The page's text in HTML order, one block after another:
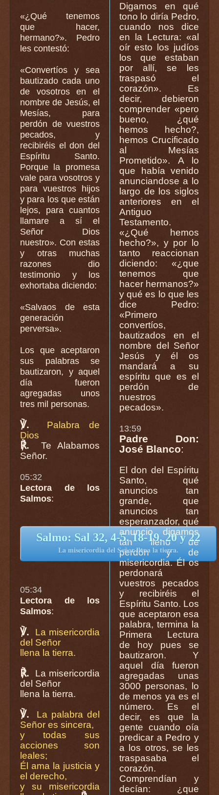
«¿Qué tenemos
que hacer,
hermano?». Pedro
les contestó:
«Convertíos y sea
bautizado cada uno
de vosotros en el
nombre de Jesús, el
Mesías, para
perdón de vuestros
pecados, y
recibiréis el don del
Espíritu Santo.
Porque la promesa
vale para vosotros y
para vuestros hijos
y para los que están
lejos, para cuantos
llamare a sí el
Señor Dios
nuestro». Con estas
y otras muchas
razones dio
testimonio y los
exhortaba diciendo:
«Salvaos de esta
generación
perversa».
Los que aceptaron
sus palabras se
bautizaron, y aquel
día fueron
agregadas unos
tres mil personas.
℣.
Palabra de
Dios
℟.
Te Alabamos
Señor.
05:32
Lectora de los
Salmos:
Salmo: Sal 32, 4-5. 18-19. 20 y 22
La misericordia del Señor llena la tierra.
05:34
Lectora de los
Salmos:
℣.
La misericordia
del Señor
llena la tierra.
℟.
La misericordia
del Señor
llena la tierra.
℣.
La palabra del
Señor es sincera,
y todas sus
acciones son
leales;
Él ama la justicia y
el derecho,
y su misericordia
Digamos en qué
tono lo diría Pedro,
cuando nos dice
en la Lectura: «al
oír esto los judíos
los que estaban
por allí, se les
traspasó el
corazón». Es
decir, debieron
comprender «pero
bueno, ¿qué
hemos hecho?,
hemos Crucificado
al Mesías
Prometido». A lo
que había venido
anunciandose a lo
largo de los siglos
anteriores en el
Antiguo
Testamento.
«¿Qué hemos
hecho?», y por lo
tanto reaccionan
diciendo: «¿que
tenemos que
hacer hermanos?»
y qué es lo que les
dice Pedro:
«Primero
convertíos,
bautizados en el
nombre del Señor
Jesús y él os
mandará a su
espíritu que es el
perdón de
nuestros
pecados».
13:59
Padre Don:
José Blanco:
El don del Espíritu
Santo, qué
anuncios tan
grande, que
anuncios tan
esperanzador, qué
anuncio digamos
tan lleno de
perdón y de
misericordia. Él os
perdonará
vuestros pecados
y recibiréis el
Espíritu Santo. Los
que aceptaron esa
palabra, termina la
Primera Lectura
de hoy pues se
bautizaron. Y
aquel día fueron
agregadas unas
3000 personas, lo
de menos ya es el
número. Es el
decir, es que la
gente cuando oía
predicar a Pedro y
a los otros, se les
traspasaba el
corazón.
Comprendían y
decían: ¿que